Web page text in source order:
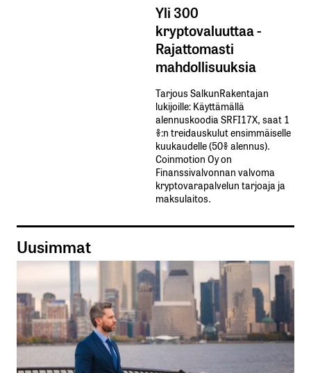
Yli 300
kryptovaluuttaa -
Rajattomasti
mahdollisuuksia
Tarjous SalkunRakentajan
lukijoille: Käyttämällä​ ​
alennuskoodia​ ​SRFI17X,​ ​saat​ ​1
%:n treidauskulut​ ​ensimmäiselle​ ​
kuukaudelle​ ​(50%​ ​alennus).
Coinmotion Oy on
Finanssivalvonnan valvoma
kryptovarapalvelun tarjoaja ja
maksulaitos.
Uusimmat